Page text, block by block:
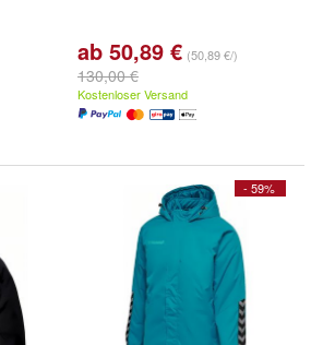
ab 50,89 € (50,89 €/)
130,00 €
Kostenloser Versand
- 59%